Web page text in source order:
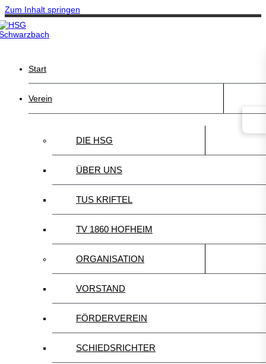
Zum Inhalt springen
Start
Verein
DIE HSG
ÜBER UNS
TUS KRIFTEL
TV 1860 HOFHEIM
ORGANISATION
VORSTAND
FÖRDERVEREIN
SCHIEDSRICHTER